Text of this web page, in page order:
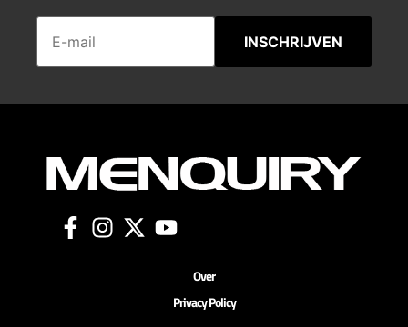
INSCHRIJVEN
Over
Privacy Policy